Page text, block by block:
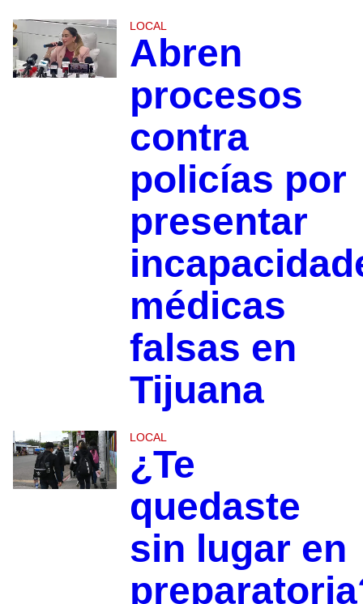
LOCAL
Abren
procesos
contra
policías por
presentar
médicas
falsas en
Tijuana
LOCAL
¿Te
quedaste
sin lugar en